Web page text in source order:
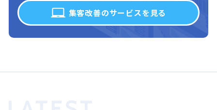
集客改善のサービスを見る